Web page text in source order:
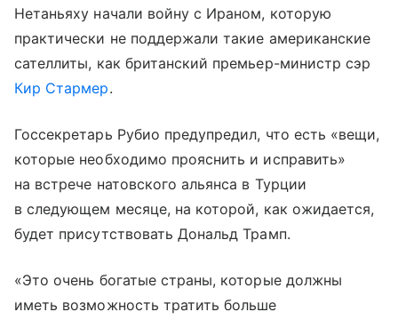
Нетаньяху начали войну с Ираном, которую
практически не поддержали такие американские
сателлиты, как британский премьер-министр сэр
Кир Стармер.
Госсекретарь Рубио предупредил, что есть «вещи,
которые необходимо прояснить и исправить»
на встрече натовского альянса в Турции
в следующем месяце, на которой, как ожидается,
будет присутствовать Дональд Трамп.
«Это очень богатые страны, которые должны
иметь возможность тратить больше